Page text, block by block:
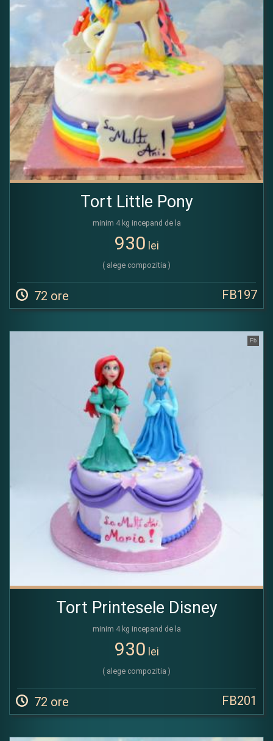
Tort Little Pony
minim 4 kg incepand de la
930 lei
( alege compozitia )
72 ore FB197
Fb
Tort Printesele Disney
minim 4 kg incepand de la
930 lei
( alege compozitia )
72 ore FB201